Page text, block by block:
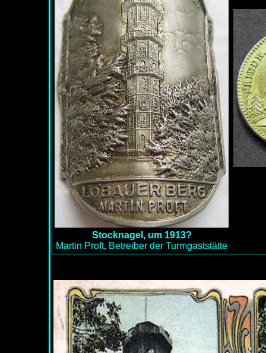
Stocknagel, um 1913?
Martin Proft, Betreiber der Turmgaststätte